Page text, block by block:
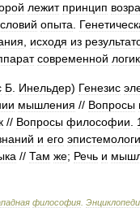
лежит принцип
опыта
исходя из
современной
Б Инельдер) Генезис
мышления // Вопросы
// Вопросы философии
и его
// Там же; Речь и
философия